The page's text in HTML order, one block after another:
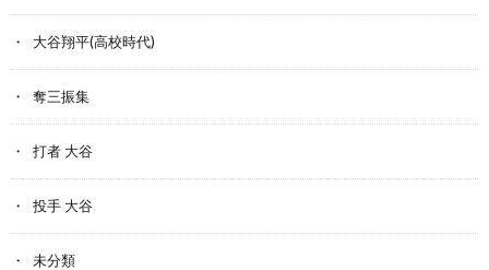
大谷翔平(高校時代)
奪三振集
打者 大谷
投手 大谷
未分類